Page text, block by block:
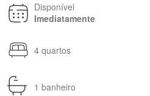
Disponível
Imediatamente
4 quartos
1 banheiro